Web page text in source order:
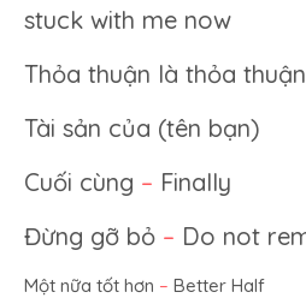
stuck with me now
Thỏa thuận là thỏa thuận
Tài sản của (tên bạn)
Cuối cùng – Finally
Đừng gỡ bỏ – Do not
Một nữa tốt hơn – Better Half